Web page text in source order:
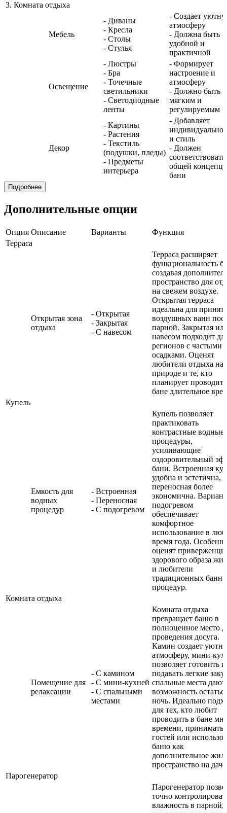
3. Комната отдыха
Мебель
- Диваны
- Кресла
- Столы
- Стулья
- Создает
атмосферу
- Должна быть
удобной и
практичной
Освещение
- Люстры
- Бра
- Точечные
светильники
- Светодиодные
ленты
- Формирует
настроение и
атмосферу
- Должно быть
мягким и
регулируемым
Декор
- Картины
- Растения
- Текстиль
(подушки, пледы)
- Предметы
интерьера
- Добавляет
и стиль
- Должен
соответствовать
общей
бани
Подробнее
Дополнительные опции
Опция Описание Варианты
Функция
Терраса
Открытая зона
отдыха
- Открытая
- Закрытая
- С навесом
Терраса расширяет
функциональность
создавая
пространство для
на свежем воздухе.
Открытая терраса
идеальна для
воздушных ванн
парной. Закрытая
навесом подходит
регионов с частыми
осадками. Оценят
любители отдыха на
природе и те, кто
планирует
бане длительное
Купель
Емкость для
водных
процедур
- Встроенная
- Переносная
- С подогревом
Купель позволяет
практиковать
контрастные водные
процедуры,
усиливающие
оздоровительный
бани. Встроенная
удобна и эстетична,
переносная более
экономична.
подогревом
обеспечивает
комфортное
использование в
время года.
оценят приверженцы
здорового образа
и любители
традиционных
процедур.
Комната отдыха
Помещение для
релаксации
- С камином
- С мини-кухней
- С спальными
местами
Комната отдыха
превращает баню в
полноценное место
проведения досуга.
Камин создает
атмосферу, мини-
позволяет готовить и
подавать легкие
спальные места дают
возможность
ночь. Идеально
для тех, кто любит
проводить в бане
времени, принимать
гостей или
баню как
дополнительное
пространство на
Парогенератор
Парогенератор
точно
влажность в парной,